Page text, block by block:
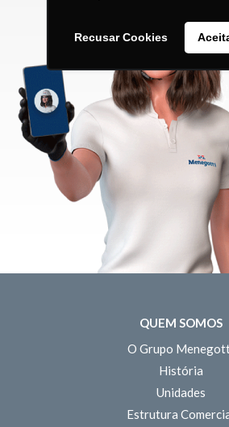
Recusar Cookies
QUEM SOMOS
O Grupo
História
Unidades
Estrutura